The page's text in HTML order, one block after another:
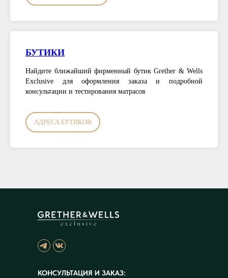
БУТИКИ
Найдите ближайший фирменный бутик Grether & Wells
Exclusive для оформления заказа и подробной
консультации и тестирования матрасов
АДРЕСА БУТИКОВ
КОНСУЛЬТАЦИЯ И ЗАКАЗ: